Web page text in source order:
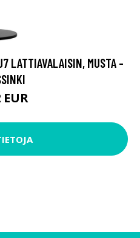
LATTIAVALAISIN, MUSTA -
EUR